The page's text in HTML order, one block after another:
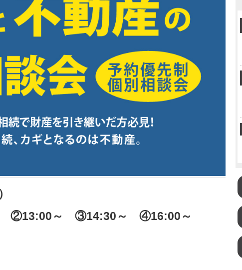
②13:00～ ③14:30～ ④16:00～